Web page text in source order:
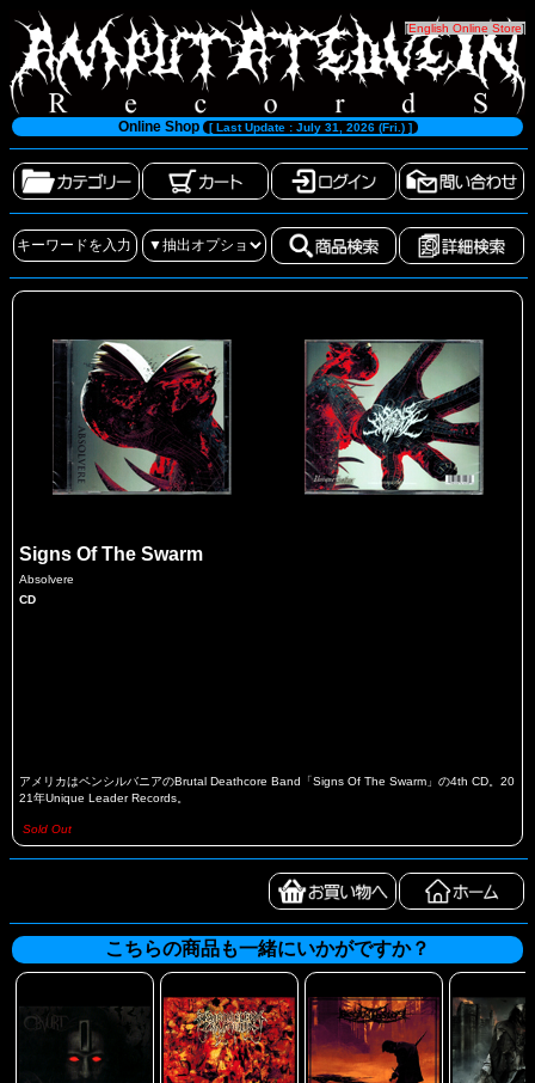
[English Online Store]
Online Shop [ Last Update : July 31, 2026 (Fri.) ]
Signs Of The Swarm
Absolvere
CD
アメリカはペンシルバニアのBrutal Deathcore Band「Signs Of The Swarm」の4th CD。20
21年Unique Leader Records。
Sold Out
こちらの商品も一緒にいかがですか？